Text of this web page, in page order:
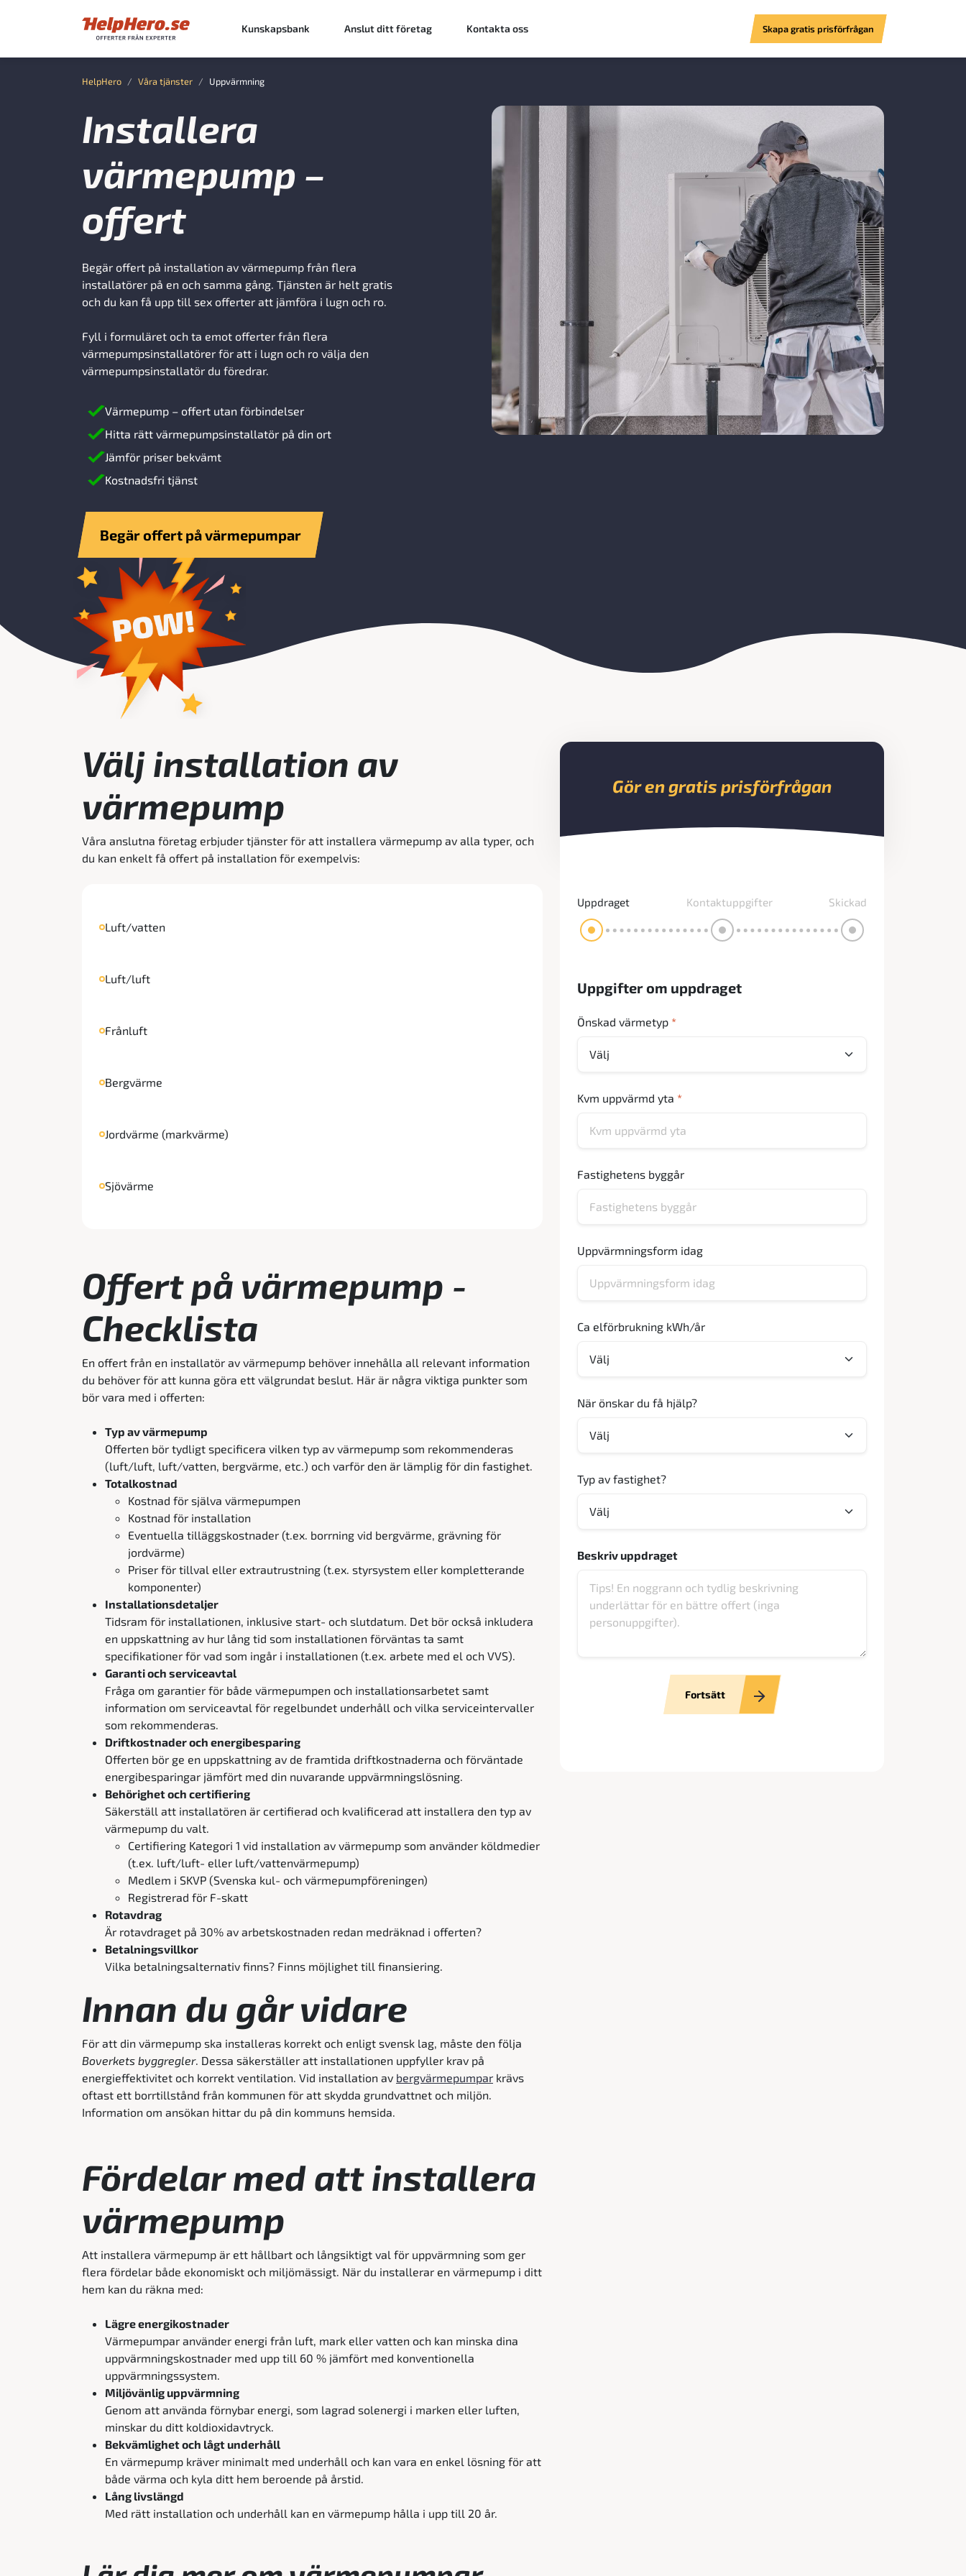
Kunskapsbank Anslut ditt företag Kontakta oss Skapa gratis prisförfrågan
HelpHero Våra tjänster Uppvärmning
Installera
värmepump –
offert
Begär offert på installation av värmepump från flera
installatörer på en och samma gång. Tjänsten är helt gratis
och du kan få upp till sex offerter att jämföra i lugn och ro.
Fyll i formuläret och ta emot offerter från flera
värmepumpsinstallatörer för att i lugn och ro välja den
värmepumpsinstallatör du föredrar.
Värmepump – offert utan förbindelser
Hitta rätt värmepumpsinstallatör på din ort
Jämför priser bekvämt
Kostnadsfri tjänst
Begär offert på värmepumpar
Välj installation av
värmepump
Våra anslutna företag erbjuder tjänster för att installera värmepump av alla typer, och
du kan enkelt få offert på installation för exempelvis:
Luft/vatten
Luft/luft
Frånluft
Bergvärme
Jordvärme (markvärme)
Sjövärme
Offert på värmepump -
Checklista
En offert från en installatör av värmepump behöver innehålla all relevant information
du behöver för att kunna göra ett välgrundat beslut. Här är några viktiga punkter som
bör vara med i offerten:
Typ av värmepump
Offerten bör tydligt specificera vilken typ av värmepump som rekommenderas
(luft/luft, luft/vatten, bergvärme, etc.) och varför den är lämplig för din fastighet.
Totalkostnad
Kostnad för själva värmepumpen
Kostnad för installation
Eventuella tilläggskostnader (t.ex. borrning vid bergvärme, grävning för
jordvärme)
Priser för tillval eller extrautrustning (t.ex. styrsystem eller kompletterande
komponenter)
Installationsdetaljer
Tidsram för installationen, inklusive start- och slutdatum. Det bör också inkludera
en uppskattning av hur lång tid som installationen förväntas ta samt
specifikationer för vad som ingår i installationen (t.ex. arbete med el och VVS).
Garanti och serviceavtal
Fråga om garantier för både värmepumpen och installationsarbetet samt
information om serviceavtal för regelbundet underhåll och vilka serviceintervaller
som rekommenderas.
Driftkostnader och energibesparing
Offerten bör ge en uppskattning av de framtida driftkostnaderna och förväntade
energibesparingar jämfört med din nuvarande uppvärmningslösning.
Behörighet och certifiering
Säkerställ att installatören är certifierad och kvalificerad att installera den typ av
värmepump du valt.
Certifiering Kategori 1 vid installation av värmepump som använder köldmedier
(t.ex. luft/luft- eller luft/vattenvärmepump)
Medlem i SKVP (Svenska kul- och värmepumpföreningen)
Registrerad för F-skatt
Rotavdrag
Är rotavdraget på 30% av arbetskostnaden redan medräknad i offerten?
Betalningsvillkor
Vilka betalningsalternativ finns? Finns möjlighet till finansiering.
Innan du går vidare
För att din värmepump ska installeras korrekt och enligt svensk lag, måste den följa
Boverkets byggregler. Dessa säkerställer att installationen uppfyller krav på
energieffektivitet och korrekt ventilation. Vid installation av bergvärmepumpar krävs
oftast ett borrtillstånd från kommunen för att skydda grundvattnet och miljön.
Information om ansökan hittar du på din kommuns hemsida.
Fördelar med att installera
värmepump
Att installera värmepump är ett hållbart och långsiktigt val för uppvärmning som ger
flera fördelar både ekonomiskt och miljömässigt. När du installerar en värmepump i ditt
hem kan du räkna med:
Lägre energikostnader
Värmepumpar använder energi från luft, mark eller vatten och kan minska dina
uppvärmningskostnader med upp till 60 % jämfört med konventionella
uppvärmningssystem.
Miljövänlig uppvärmning
Genom att använda förnybar energi, som lagrad solenergi i marken eller luften,
minskar du ditt koldioxidavtryck.
Bekvämlighet och lågt underhåll
En värmepump kräver minimalt med underhåll och kan vara en enkel lösning för att
både värma och kyla ditt hem beroende på årstid.
Lång livslängd
Med rätt installation och underhåll kan en värmepump hålla i upp till 20 år.
Gör en gratis prisförfrågan
Uppdraget Kontaktuppgifter Skickad
Uppgifter om uppdraget
Önskad värmetyp *
Kvm uppvärmd yta *
Fastighetens byggår
Uppvärmningsform idag
Ca elförbrukning kWh/år
När önskar du få hjälp?
Typ av fastighet?
Beskriv uppdraget
Fortsätt